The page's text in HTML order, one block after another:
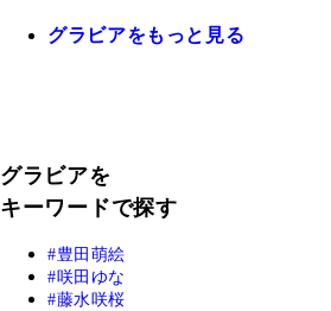
グラビアをもっと見る
グラビアを
キーワードで探す
豊田萌絵
咲田ゆな
藤水咲桜